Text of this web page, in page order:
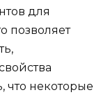
для
позволяет
что некоторые